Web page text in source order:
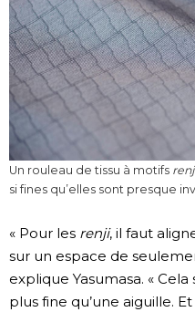
Un rouleau de tissu à motifs
si fines qu’elles sont presque
« Pour les renji, il faut
sur un espace de
explique Yasumasa. «
plus fine qu’une aiguille.